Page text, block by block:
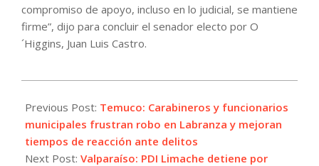
compromiso de apoyo, incluso en lo judicial, se mantiene
firme”, dijo para concluir el senador electo por O
´Higgins, Juan Luis Castro.
01-
23
Previous Post: Temuco: Carabineros y funcionarios
municipales frustran robo en Labranza y mejoran
tiempos de reacción ante delitos
Next Post: Valparaíso: PDI Limache detiene por